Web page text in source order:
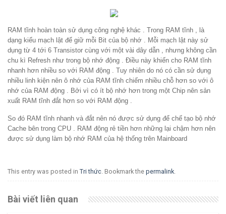
RAM tĩnh hoàn toàn sử dụng công nghệ khác . Trong RAM tĩnh , là
dạng kiểu mạch lật để giữ mỗi Bit của bộ nhớ . Mỗi mạch lật này sử
dụng từ 4 tới 6 Transistor cùng với một vài dây dẫn , nhưng không cần
chu kì Refresh như trong bộ nhớ động . Điều này khiến cho RAM tĩnh
nhanh hơn nhiều so với RAM động . Tuy nhiên do nó có cần sử dụng
nhiều linh kiện nên ô nhớ của RAM tĩnh chiếm nhiều chỗ hơn so với ô
nhớ của RAM động . Bởi vì có ít bộ nhớ hơn trong một Chip nên sản
xuất RAM tĩnh đắt hơn so với RAM động .
So đó RAM tĩnh nhanh và đắt nên nó được sử dụng để chế tạo bộ nhớ
Cache bên trong CPU . RAM động rẻ tiền hơn những lại chậm hơn nên
được sử dụng làm bộ nhớ RAM của hệ thống trên Mainboard
This entry was posted in Tri thức. Bookmark the permalink.
Bài viết liên quan